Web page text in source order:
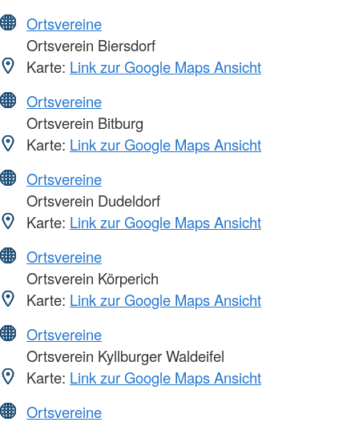
Ortsvereine
Ortsverein Biersdorf
Karte: Link zur Google Maps Ansicht
Ortsvereine
Ortsverein Bitburg
Karte: Link zur Google Maps Ansicht
Ortsvereine
Ortsverein Dudeldorf
Karte: Link zur Google Maps Ansicht
Ortsvereine
Ortsverein Körperich
Karte: Link zur Google Maps Ansicht
Ortsvereine
Ortsverein Kyllburger Waldeifel
Karte: Link zur Google Maps Ansicht
Ortsvereine